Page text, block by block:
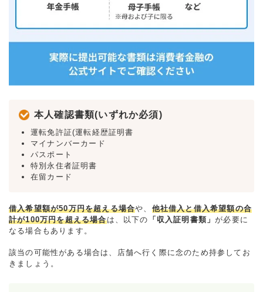
本人確認書類(いずれか必須)
運転免許証(運転経歴証明書
マイナンバーカード
パスポート
特別永住者証明書
在留カード
借入希望額が50万円を超える場合や、 他社借入と借入希望額の合
計が100万円を超える場合は、以下の 「収入証明書類」が必要に
なる場合もあります。
該当の可能性がある場合は、店舗へ行く際に念のため持参してお
きましょう。